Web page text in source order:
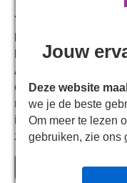
Jack Lowden, Martin
Lowden,in een
Anonieme
eerlijke en
mannelijkheid en
in vervoering
zien.
de vijfde
Jouw
Deze website
we je de beste
Om meer te lezen
gebruiken, zie ons